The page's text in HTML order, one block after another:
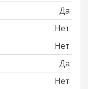
Да
Нет
Нет
Да
Нет